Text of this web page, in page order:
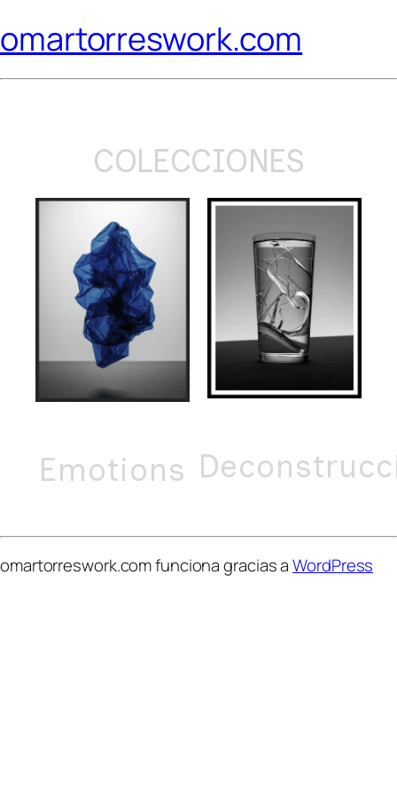
omartorreswork.com
COLECCIONES
Emotions
omartorreswork.com funciona gracias aWordPress